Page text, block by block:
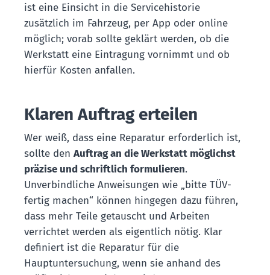
ist eine Einsicht in die Servicehistorie
zusätzlich im Fahrzeug, per App oder online
möglich; vorab sollte geklärt werden, ob die
Werkstatt eine Eintragung vornimmt und ob
hierfür Kosten anfallen.
Klaren Auftrag erteilen
Wer weiß, dass eine Reparatur erforderlich ist,
sollte den Auftrag an die Werkstatt möglichst
präzise und schriftlich formulieren.
Unverbindliche Anweisungen wie „bitte TÜV-
fertig machen“ können hingegen dazu führen,
dass mehr Teile getauscht und Arbeiten
verrichtet werden als eigentlich nötig. Klar
definiert ist die Reparatur für die
Hauptuntersuchung, wenn sie anhand des